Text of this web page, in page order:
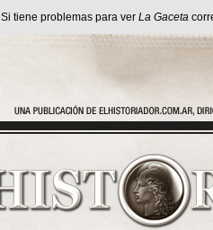
Si tiene problemas para ver La Gaceta